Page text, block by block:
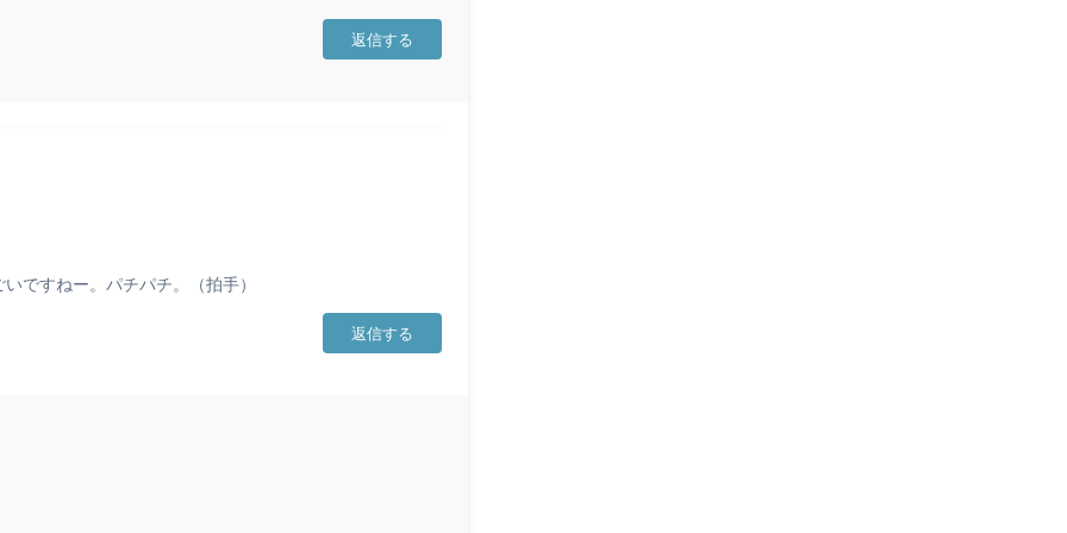
返信する
ですねー。パチパチ。（拍手）
返信する